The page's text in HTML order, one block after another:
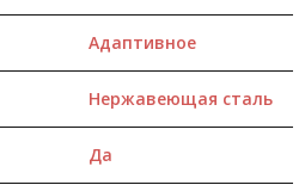
Адаптивное
Нержавеющая сталь
Да